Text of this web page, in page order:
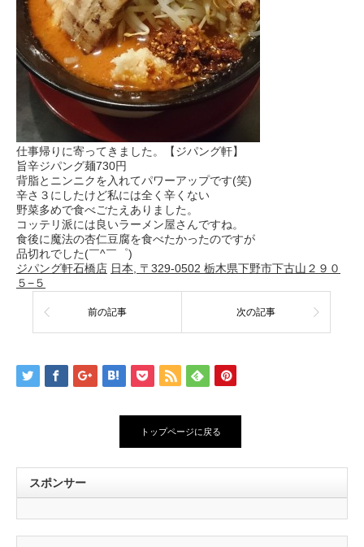
仕事帰りに寄ってきました。【ジパング軒】
旨辛ジパング麺730円
背脂とニンニクを入れてパワーアップです(笑)
辛さ３にしたけど私には全く辛くない
野菜多めで食べごたえありました。
コッテリ派には良いラーメン屋さんですね。
食後に魔法の杏仁豆腐を食べたかったのですが
品切れでした(￣^￣゜)
ジパング軒石橋店 日本, 〒329-0502 栃木県下野市下古山２９０
５−５
前の記事 次の記事
トップページに戻る
スポンサー